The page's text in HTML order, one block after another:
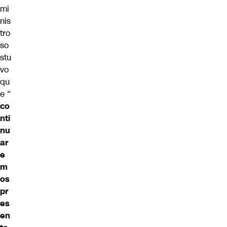
mi
nis
tro
so
stu
vo
qu
e “
co
nti
nu
ar
e
m
os
pr
es
en